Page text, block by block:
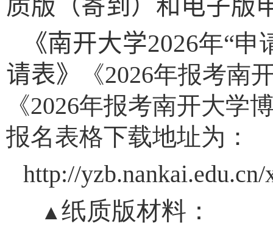
质版（寄到）和电子版
《南开大学2026年“申
请表》 《2026年报考南
《2026年报考南开大学
报名表格下载地址为：
http://
▲ 纸质版材料：